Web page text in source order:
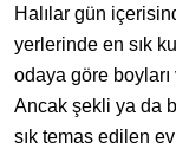
Halılar gün
yerlerinde en sık
odaya göre
Ancak şekli ya da
sık temas edilen